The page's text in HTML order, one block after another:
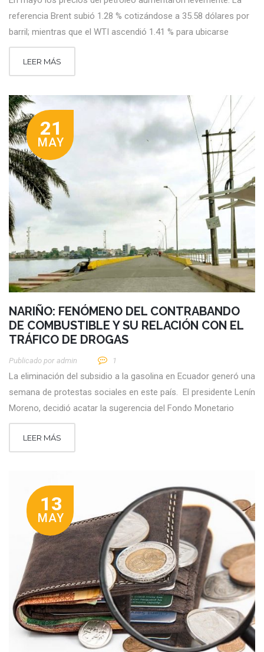
referencia Brent subió 1.28 % cotizándose a 35.58 dólares por
barril; mientras que el WTI ascendió 1.41 % para ubicarse
LEER MÁS
21
MAY
NARIÑO: FENÓMENO DEL CONTRABANDO
DE COMBUSTIBLE Y SU RELACIÓN CON EL
TRÁFICO DE DROGAS
Publicado por Admin 1
La eliminación del subsidio a la gasolina en Ecuador generó una
semana de protestas sociales en este país. El presidente Lenín
Moreno, decidió acatar la sugerencia del Fondo Monetario
LEER MÁS
13
MAY